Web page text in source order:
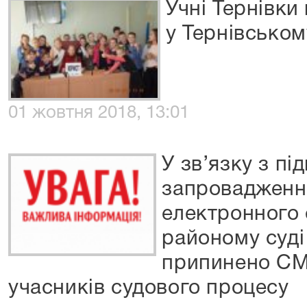
Учні
у
01 жовтня 2018, 13:01
У зв’язку з
електронного
районому
припинено
учасників судового процесу